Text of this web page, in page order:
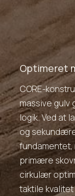
Optimeret
CORE-
massive gulv
logik. Ved at
og
primære
cirkulær
taktile